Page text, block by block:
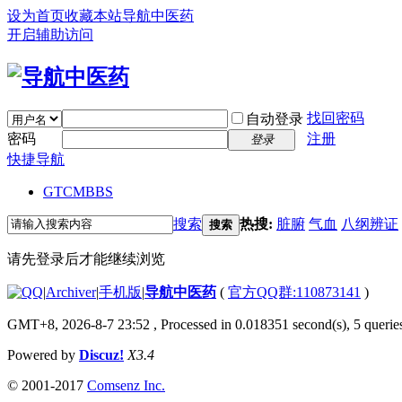
设为首页收藏本站导航中医药
开启辅助访问
自动登录 找回密码
密码
登录
注册
快捷导航
GTCMBBS
搜索 搜索 热搜: 脏腑 气血 八纲辨证
请先登录后才能继续浏览
|Archiver|手机版|导航中医药 ( 官方QQ群:110873141 )
GMT+8, 2026-8-7 23:52 , Processed in 0.018351 second(s), 5
Powered by Discuz! X3.4
© 2001-2017 Comsenz Inc.